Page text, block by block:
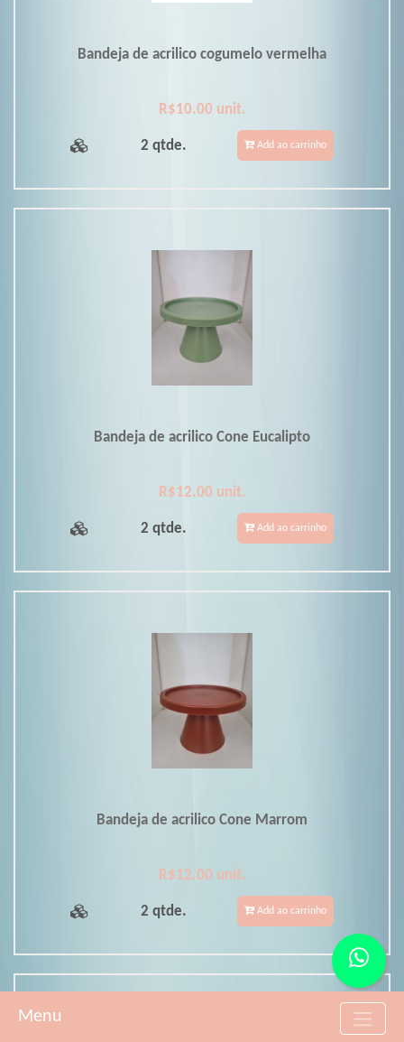
Menu
Bandeja de acrilico cogumelo vermelha
R$10.00 unit.
2 qtde. Add ao carrinho
Bandeja de acrilico Cone Eucalipto
R$12.00 unit.
2 qtde. Add ao carrinho
Bandeja de acrilico Cone Marrom
R$12.00 unit.
2 qtde. Add ao carrinho